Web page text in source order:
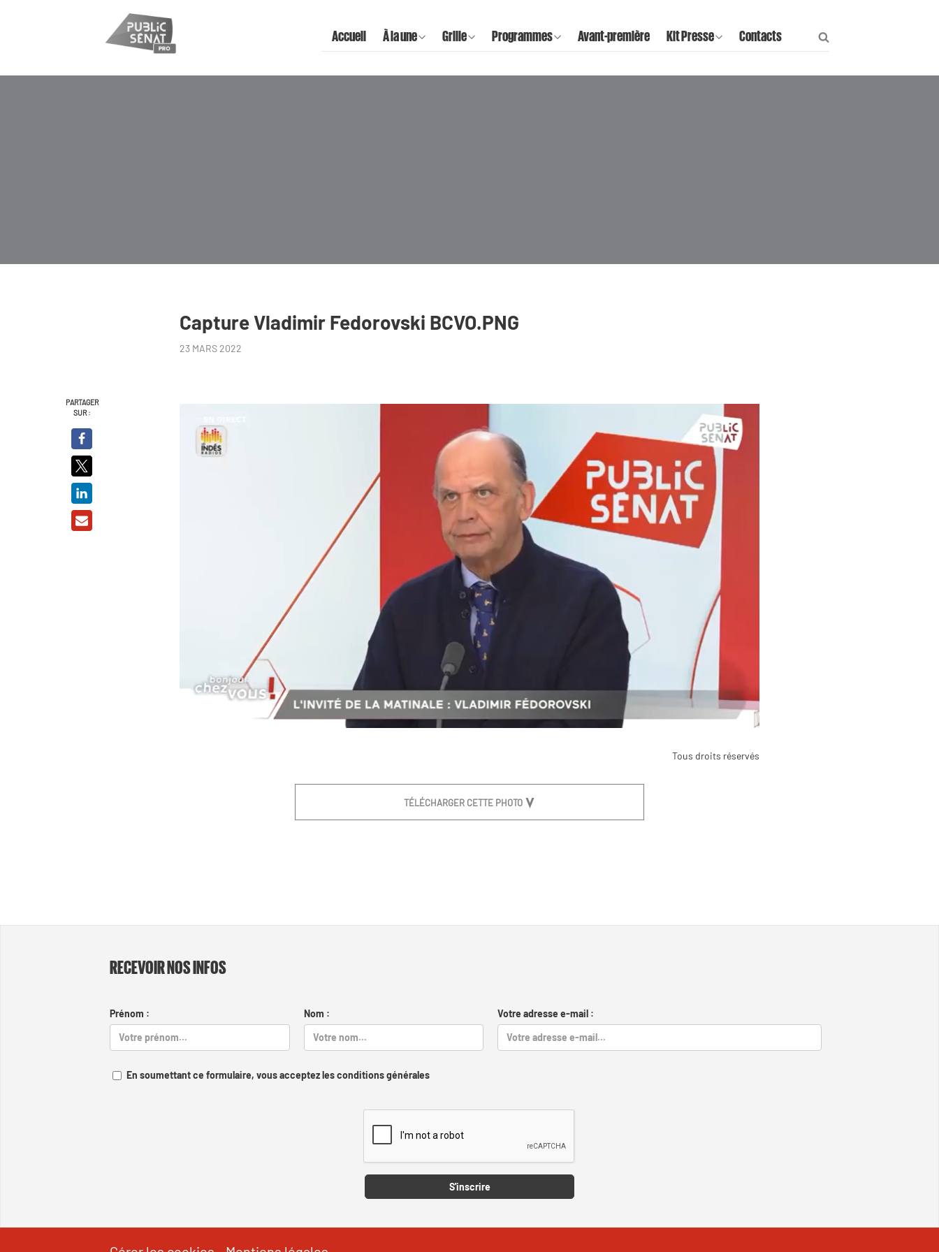
Accueil À la une Grille Programmes Avant-première Kit Presse Contacts
Capture Vladimir Fedorovski BCVO.PNG
23 MARS 2022
PARTAGER
SUR :
Tous droits réservés
TÉLÉCHARGER CETTE PHOTO
RECEVOIR NOS INFOS
Prénom : Nom : Votre adresse e-mail :
En soumettant ce formulaire, vous acceptez les conditions générales
S'inscrire